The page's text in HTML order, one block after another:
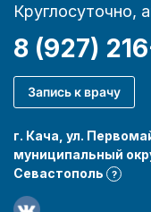
Круглосуточно,
8 (927)
Запись к врачу
г. Кача, ул.
муниципальный
Севастополь
?